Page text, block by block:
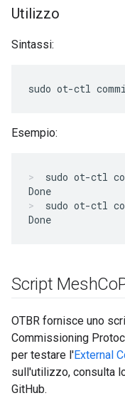
Utilizzo
Sintassi:
sudo ot-ctl
Esempio:
sudo ot-ctl
sudo ot-ctl
Script MeshCo
OTBR fornisce uno
Commissioning
per testare l'External
sull'utilizzo, consulta
GitHub.